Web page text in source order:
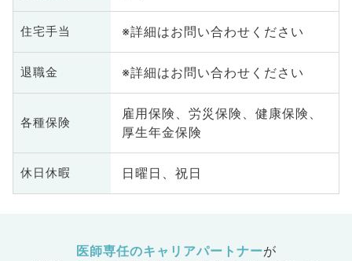
住宅手当 ※詳細はお問い合わせください
退職金 ※詳細はお問い合わせください
各種保険
雇用保険、労災保険、健康保険、
厚生年金保険
休日休暇 日曜日、祝日
医師専任のキャリアパートナーが